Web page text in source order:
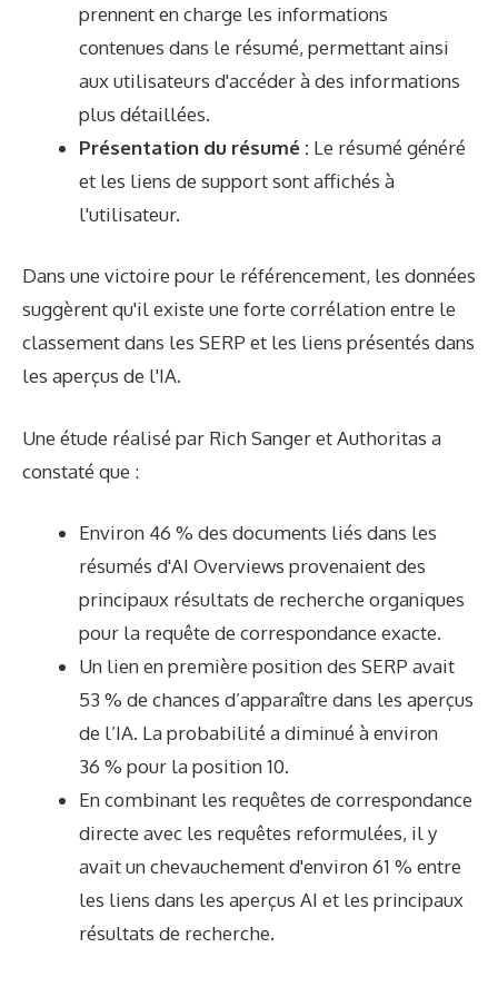
prennent en charge les informations
contenues dans le résumé, permettant ainsi
aux utilisateurs d'accéder à des informations
plus détaillées.
Présentation du résumé : Le résumé généré
et les liens de support sont affichés à
l'utilisateur.
Dans une victoire pour le référencement, les données
suggèrent qu'il existe une forte corrélation entre le
classement dans les SERP et les liens présentés dans
les aperçus de l'IA.
Une étude réalisé par Rich Sanger et Authoritas a
constaté que :
Environ 46 % des documents liés dans les
résumés d'AI Overviews provenaient des
principaux résultats de recherche organiques
pour la requête de correspondance exacte.
Un lien en première position des SERP avait
53 % de chances d’apparaître dans les aperçus
de l’IA. La probabilité a diminué à environ
36 % pour la position 10.
En combinant les requêtes de correspondance
directe avec les requêtes reformulées, il y
avait un chevauchement d'environ 61 % entre
les liens dans les aperçus AI et les principaux
résultats de recherche.